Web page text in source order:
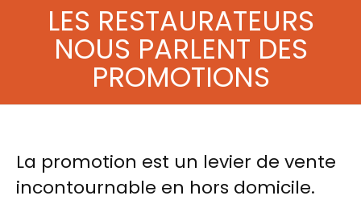
LES RESTAURATEURS
NOUS PARLENT DES
PROMOTIONS
La promotion est un levier de vente
incontournable en hors domicile.